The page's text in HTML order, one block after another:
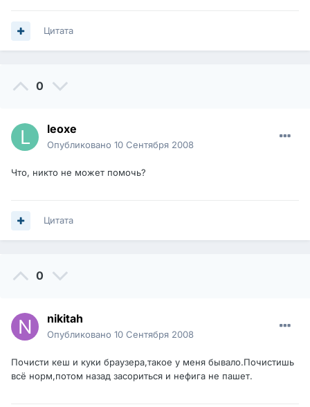
Цитата
0
leoxe
Опубликовано 10 Сентября 2008
Что, никто не может помочь?
Цитата
0
nikitah
Опубликовано 10 Сентября 2008
Почисти кеш и куки браузера,такое у меня бывало.Почистишь
всё норм,потом назад засориться и нефига не пашет.